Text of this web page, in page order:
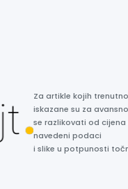
Za artikle kojih
iskazane su za
se razlikovati od
navedeni podaci
i slike u potpunosti